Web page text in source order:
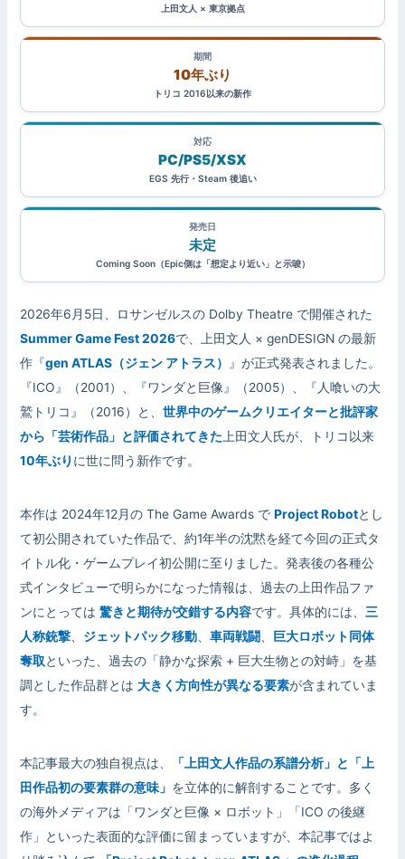
上田文人 × 東京拠点
期間
10年ぶり
トリコ 2016以来の新作
対応
PC/PS5/XSX
EGS 先行・Steam 後追い
発売日
未定
Coming Soon（Epic側は「想定より近い」と示唆）
2026年6月5日、ロサンゼルスの Dolby Theatre で開催された
Summer Game Fest 2026で、上田文人 × genDESIGN の最新
作『gen ATLAS（ジェン アトラス）
』が正式発表されました。
『ICO』（2001）、『ワンダと巨像』（2005）、『人喰いの大
鷲トリコ』（2016）と、世界中のゲームクリエイターと批評家
から「芸術作品」と評価されてきた 上田文人氏が、トリコ以来
10年ぶり に世に問う新作です。
本作は 2024年12月の The Game Awards でProject Robotとし
て初公開されていた作品で、約1年半の沈黙を経て今回の正式タ
イトル化・ゲームプレイ初公開に至りました。発表後の各種公
式インタビューで明らかになった情報は、過去の上田作品ファ
ンにとっては驚きと期待が交錯する内容です。具体的には、 三
人称銃撃
ジェットパック移動 、車両戦闘
巨大ロボット同体
奪取といった、過去の「静かな探索 + 巨大生物との対峙」を基
調とした作品群とは大きく方向性が異なる要素が含まれていま
す。
本記事最大の独自視点は、
「上田文人作品の系譜分析」と「上
田作品初の要素群の意味」 を立体的に解剖することです。多く
の海外メディアは「ワンダと巨像 × ロボット」「ICO の後継
作」といった表面的な評価に留まっていますが、本記事ではよ